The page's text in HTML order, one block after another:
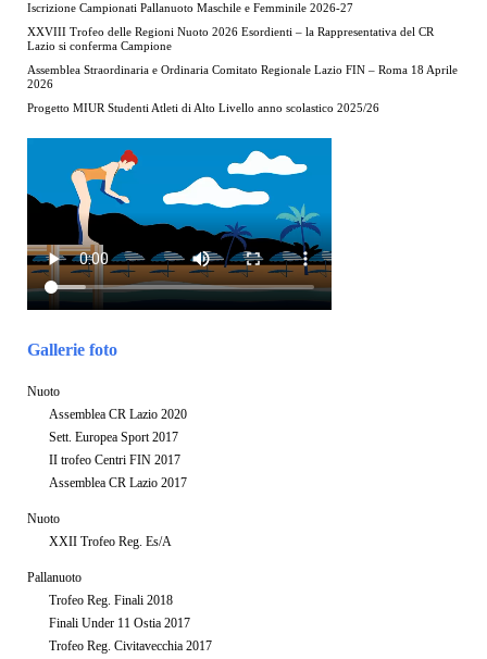
Iscrizione Campionati Pallanuoto Maschile e Femminile 2026-27
XXVIII Trofeo delle Regioni Nuoto 2026 Esordienti – la Rappresentativa del CR
Lazio si conferma Campione
Assemblea Straordinaria e Ordinaria Comitato Regionale Lazio FIN – Roma 18 Aprile
2026
Progetto MIUR Studenti Atleti di Alto Livello anno scolastico 2025/26
Gallerie foto
Nuoto
Assemblea CR Lazio 2020
Sett. Europea Sport 2017
II trofeo Centri FIN 2017
Assemblea CR Lazio 2017
Nuoto
XXII Trofeo Reg. Es/A
Pallanuoto
Trofeo Reg. Finali 2018
Finali Under 11 Ostia 2017
Trofeo Reg. Civitavecchia 2017